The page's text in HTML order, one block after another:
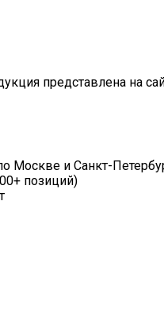
представлена на
Москве и Санкт-
позиций)